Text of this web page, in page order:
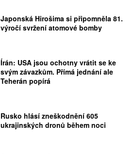
Japonská Hirošima si připomněla 81.
výročí svržení atomové bomby
Írán: USA jsou ochotny vrátit se ke
svým závazkům. Přímá jednání ale
Teherán popírá
Rusko hlásí zneškodnění 605
ukrajinských dronů během noci